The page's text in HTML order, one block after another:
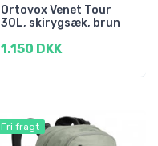
Ortovox Venet Tour
30L, skirygsæk, brun
1.150 DKK
Fri fragt